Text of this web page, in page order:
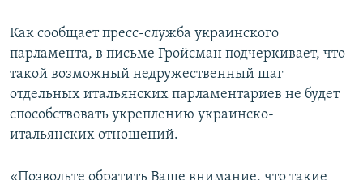
ELIFBE
УКРАИНСКАЯ ПРОБЛЕМА КРЫМА
Все сайты RFE/RL
Как сообщает пресс-служба украинского
парламента, в письме Гройсман подчеркивает, что
такой возможный недружественный шаг
отдельных итальянских парламентариев не будет
способствовать укреплению украинско-
итальянских отношений.